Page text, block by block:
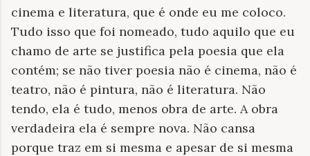
cinema e literatura, que é onde eu me coloco.
Tudo isso que foi nomeado, tudo aquilo que eu
chamo de arte se justifica pela poesia que ela
contém; se não tiver poesia não é cinema, não é
teatro, não é pintura, não é literatura. Não
tendo, ela é tudo, menos obra de arte. A obra
verdadeira ela é sempre nova. Não cansa
porque traz em si mesma e apesar de si mesma